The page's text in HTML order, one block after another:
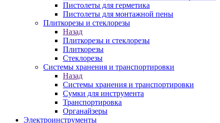
Пистолеты для герметика
Пистолеты для монтажной пены
Плиткорезы и стеклорезы
Назад
Плиткорезы и стеклорезы
Плиткорезы
Стеклорезы
Системы хранения и транспортировки
Назад
Системы хранения и транспортировки
Сумки для инструмента
Транспортировка
Органайзеры
Электроинструменты